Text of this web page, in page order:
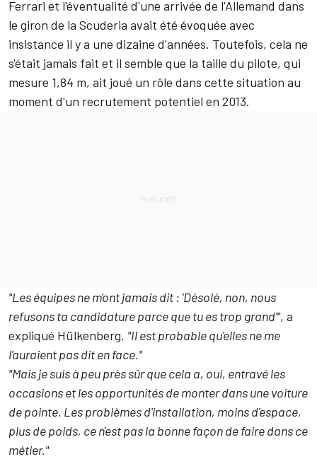
Ferrari et l'éventualité d'une arrivée de l'Allemand dans
le giron de la Scuderia avait été évoquée avec
insistance il y a une dizaine d'années. Toutefois, cela ne
s'était jamais fait et il semble que la taille du pilote, qui
mesure 1,84 m, ait joué un rôle dans cette situation au
moment d'un recrutement potentiel en 2013.
"Les équipes ne m'ont jamais dit : 'Désolé, non, nous
refusons ta candidature parce que tu es trop grand'", a
expliqué Hülkenberg. "Il est probable qu'elles ne me
l'auraient pas dit en face."
"Mais je suis à peu près sûr que cela a, oui, entravé les
occasions et les opportunités de monter dans une voiture
de pointe. Les problèmes d'installation, moins d'espace,
plus de poids, ce n'est pas la bonne façon de faire dans ce
métier."